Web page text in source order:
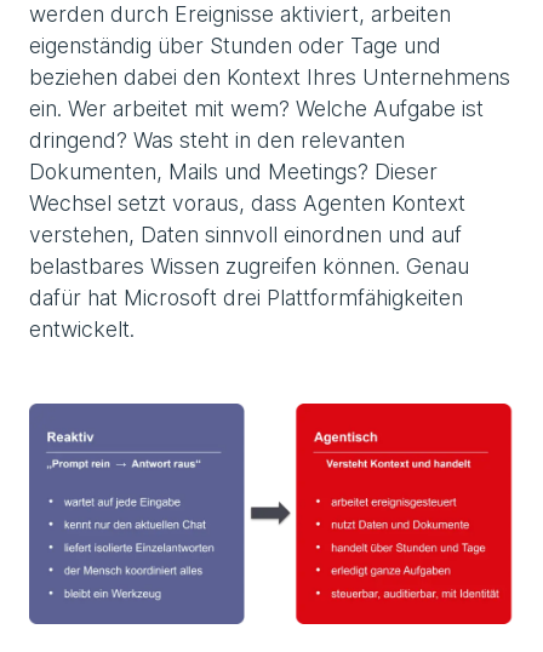
werden durch Ereignisse aktiviert, arbeiten
eigenständig über Stunden oder Tage und
beziehen dabei den Kontext Ihres Unternehmens
ein. Wer arbeitet mit wem? Welche Aufgabe ist
dringend? Was steht in den relevanten
Dokumenten, Mails und Meetings? Dieser
Wechsel setzt voraus, dass Agenten Kontext
verstehen, Daten sinnvoll einordnen und auf
belastbares Wissen zugreifen können. Genau
dafür hat Microsoft drei Plattformfähigkeiten
entwickelt.